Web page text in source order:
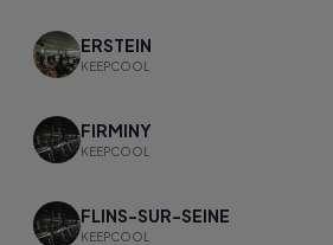
ERSTEIN
KEEPCOOL
FIRMINY
KEEPCOOL
FLINS-SUR-SEINE
KEEPCOOL